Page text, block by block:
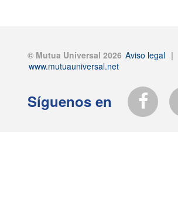
© Mutua Universal 2026 Aviso legal |
www.mutuauniversal.net
Síguenos en